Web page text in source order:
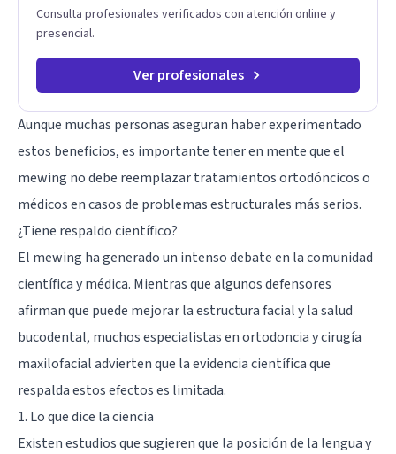
Consulta profesionales verificados con atención online y
presencial.
Ver profesionales
Aunque muchas personas aseguran haber experimentado
estos beneficios, es importante tener en mente que el
mewing no debe reemplazar tratamientos ortodóncicos o
médicos en casos de problemas estructurales más serios.
¿Tiene respaldo científico?
El mewing ha generado un intenso debate en la comunidad
científica y médica. Mientras que algunos defensores
afirman que puede mejorar la estructura facial y la salud
bucodental, muchos especialistas en ortodoncia y cirugía
maxilofacial advierten que la evidencia científica que
respalda estos efectos es limitada.
1. Lo que dice la ciencia
Existen estudios que sugieren que la posición de la lengua y